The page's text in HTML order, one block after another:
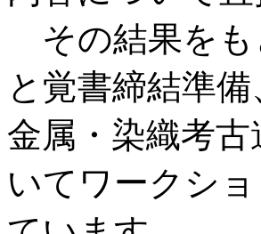
その結果をも
と覚書締結準
金属・染織考
いてワークシ